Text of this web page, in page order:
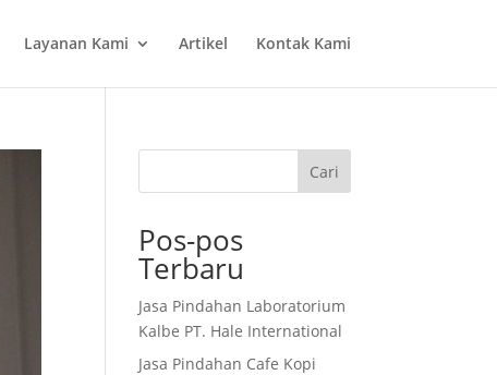
Layanan Kami Artikel Kontak Kami
Cari
Pos-pos
Terbaru
Jasa Pindahan Laboratorium
Kalbe PT. Hale International
Jasa Pindahan Cafe Kopi